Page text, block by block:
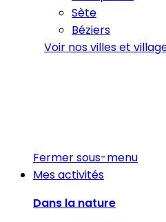
Sète
Béziers
Voir nos villes et
Fermer sous-menu
Mes activités
Dans la nature